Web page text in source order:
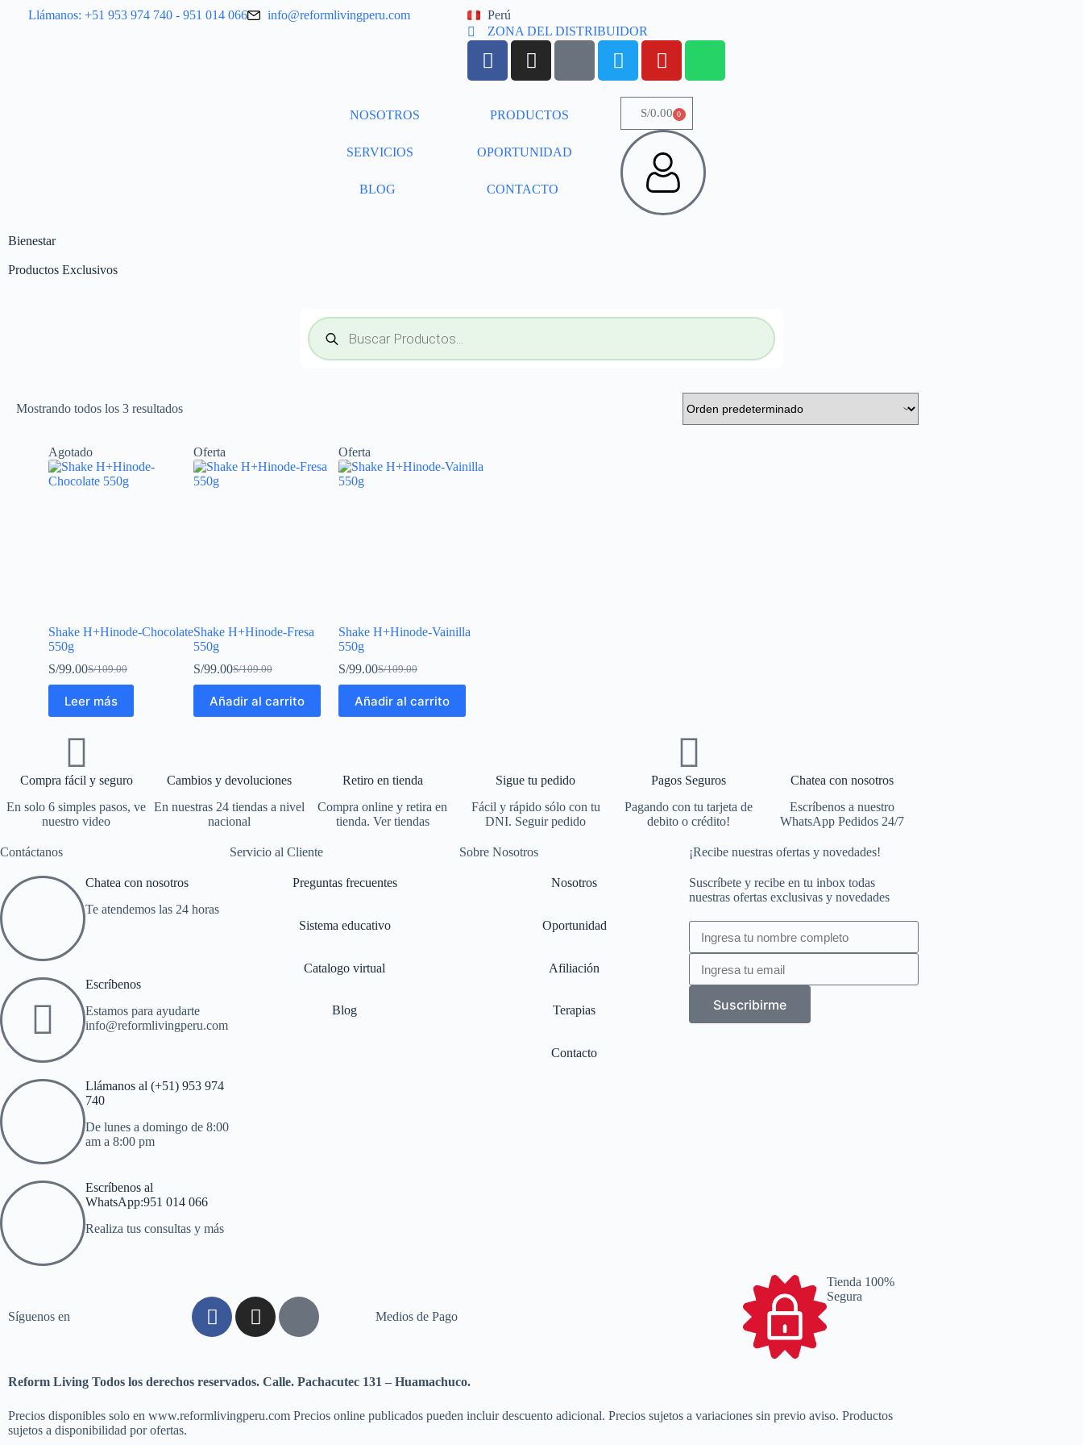
Llámanos: +51 953 974 740 - 951 014 066 info@reformlivingperu.com
Perú
ZONA DEL DISTRIBUIDOR
NOSOTROS PRODUCTOS
SERVICIOS OPORTUNIDAD
BLOG CONTACTO
S/0.00 0
Bienestar
Productos Exclusivos
Mostrando todos los 3 resultados
Agotado
Shake H+Hinode-Chocolate
550g
S/109.00
S/99.00
Leer más
Oferta
Shake H+Hinode-Fresa
550g
S/109.00
S/99.00
Añadir al carrito
Oferta
Shake H+Hinode-Vainilla
550g
S/109.00
S/99.00
Añadir al carrito
Compra fácil y seguro
En solo 6 simples pasos, ve
nuestro video
Cambios y devoluciones
En nuestras 24 tiendas a nivel
nacional
Retiro en tienda
Compra online y retira en
tienda. Ver tiendas
Sigue tu pedido
Fácil y rápido sólo con tu
DNI. Seguir pedido
Pagos Seguros
Pagando con tu tarjeta de
debito o crédito!
Chatea con nosotros
Escríbenos a nuestro
WhatsApp Pedidos 24/7
Contáctanos
Chatea con nosotros
Te atendemos las 24 horas
Escríbenos
Estamos para ayudarte
info@reformlivingperu.com
Llámanos al (+51) 953 974
740
De lunes a domingo de 8:00
am a 8:00 pm
Escríbenos al
WhatsApp:951 014 066
Realiza tus consultas y más
Servicio al Cliente
Preguntas frecuentes
Sistema educativo
Catalogo virtual
Blog
Sobre Nosotros
Nosotros
Oportunidad
Afiliación
Terapias
Contacto
¡Recibe nuestras ofertas y novedades!
Suscríbete y recibe en tu inbox todas
nuestras ofertas exclusivas y novedades
Suscribirme
Síguenos en Medios de Pago
Tienda 100%
Segura
Reform Living Todos los derechos reservados. Calle. Pachacutec 131 – Huamachuco.
Precios disponibles solo en www.reformlivingperu.com Precios online publicados pueden incluir descuento adicional. Precios sujetos a variaciones sin previo aviso. Productos
sujetos a disponibilidad por ofertas.